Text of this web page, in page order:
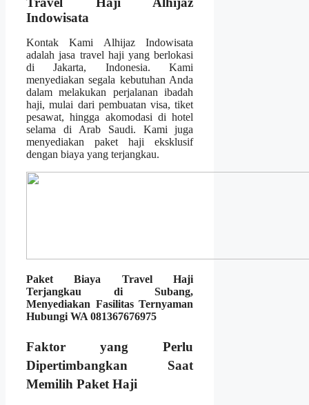
Indowisata
Kontak Kami Alhijaz Indowisata
adalah jasa travel haji yang berlokasi
di Jakarta, Indonesia. Kami
menyediakan segala kebutuhan Anda
dalam melakukan perjalanan ibadah
haji, mulai dari pembuatan visa, tiket
pesawat, hingga akomodasi di hotel
selama di Arab Saudi. Kami juga
menyediakan paket haji eksklusif
dengan biaya yang terjangkau.
Paket Biaya Travel Haji
Terjangkau di Subang,
Menyediakan Fasilitas Ternyaman
Hubungi WA 081367676975
Faktor yang Perlu
Dipertimbangkan Saat
Memilih Paket Haji